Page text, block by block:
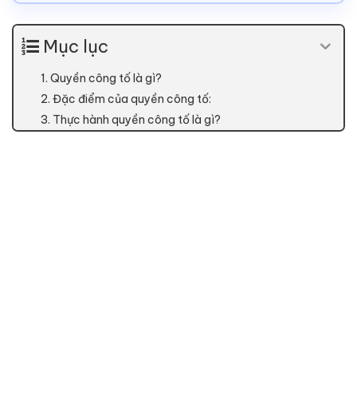
Mục lục
1. Quyền công tố là gì?
2. Đặc điểm của quyền công tố:
3. Thực hành quyền công tố là gì?